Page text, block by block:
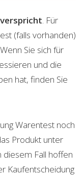
. Für
(falls vorhanden)
Sie sich für
und die
hat, finden Sie
Warentest noch
Produkt unter
Fall hoffen
Kaufentscheidung